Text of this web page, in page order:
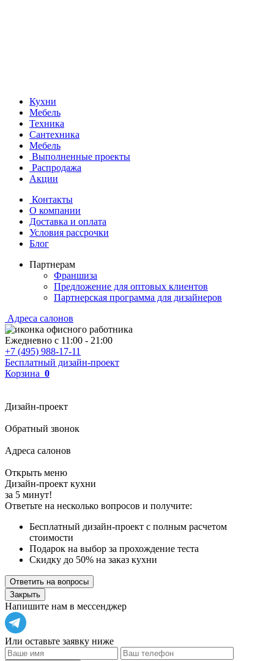
Кухни
Мебель
Техника
Сантехника
Мебель
Выполненные проекты
Распродажа
Акции
Контакты
О компании
Доставка и оплата
Условия рассрочки
Блог
Партнерам
Франшиза
Предложение для оптовых клиентов
Партнерская программа для дизайнеров
Адреса салонов
Ежедневно с 11:00 - 21:00
+7 (495) 988-17-11
Бесплатный дизайн-проект
Корзина 0
Дизайн-проект
Обратный звонок
Адреса салонов
Открыть меню
Дизайн-проект кухни
за 5 минут!
Ответьте на несколько вопросов и получите:
Бесплатный дизайн-проект с полным расчетом
стоимости
Подарок на выбор за прохождение теста
Скидку до 50% на заказ кухни
Ответить на вопросы
Закрыть
Напишите нам в мессенджер
Или оставьте заявку ниже